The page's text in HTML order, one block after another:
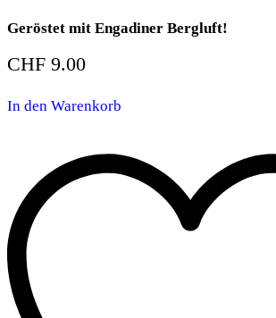
Geröstet mit Engadiner Bergluft!
CHF 9.00
In den Warenkorb